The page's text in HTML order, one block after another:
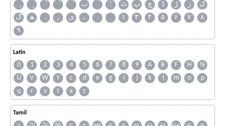
ٮ
ٲ ٹ پ چ ڈ ڑ ژ
ک
گ
ھ ہ ۄ ی ے ۔ ۱ ۳ ۴ ۵ ۶ ۷
۸
۹
Latin
0 1 2 3 4 5 6 7 8 9 A B F H
N
U
V W Y c d e g i j k l m o
p
q
r s t x z
Tamil